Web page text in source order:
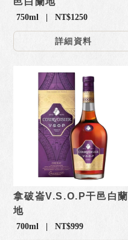
750ml | NT$1250
詳細資料
拿破崙V.S.O.P干邑白蘭
地
700ml | NT$999